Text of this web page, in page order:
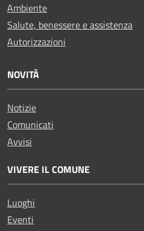
Ambiente
Salute, benessere e assistenza
Autorizzazioni
NOVITÀ
Notizie
Comunicati
Avvisi
VIVERE IL COMUNE
Luoghi
Eventi